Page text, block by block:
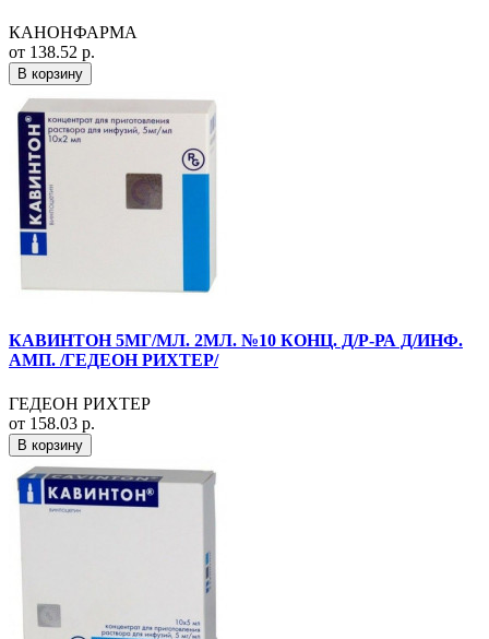
КАНОНФАРМА
от 138.52 р.
В корзину
КАВИНТОН 5МГ/МЛ. 2МЛ. №10 КОНЦ. Д/Р-РА Д/ИНФ.
АМП. /ГЕДЕОН РИХТЕР/
ГЕДЕОН РИХТЕР
от 158.03 р.
В корзину